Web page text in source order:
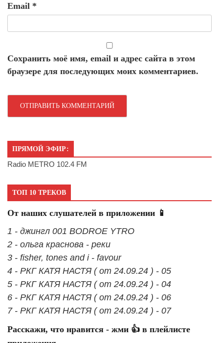
Email *
Сохранить моё имя, email и адрес сайта в этом
браузере для последующих моих комментариев.
ПРЯМОЙ ЭФИР:
Radio METRO 102.4 FM
ТОП 10 ТРЕКОВ
От наших слушателей в приложении 📱
1 - джингл 001 BODROE YTRO
2 - ольга краснова - реки
3 - fisher, tones and i - favour
4 - РКГ КАТЯ НАСТЯ ( от 24.09.24 ) - 05
5 - РКГ КАТЯ НАСТЯ ( от 24.09.24 ) - 04
6 - РКГ КАТЯ НАСТЯ ( от 24.09.24 ) - 06
7 - РКГ КАТЯ НАСТЯ ( от 24.09.24 ) - 07
Расскажи, что нравится - жми 👍 в плейлисте